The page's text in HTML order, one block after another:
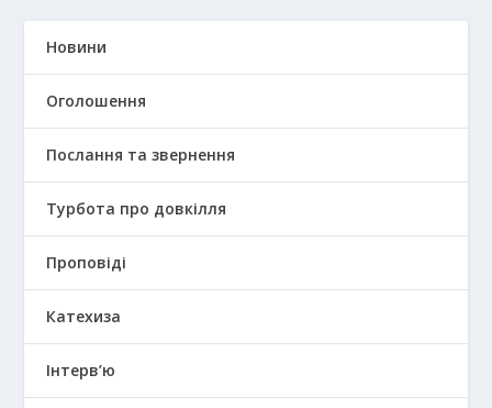
Новини
Оголошення
Послання та звернення
Турбота про довкілля
Проповіді
Катехиза
Інтерв’ю